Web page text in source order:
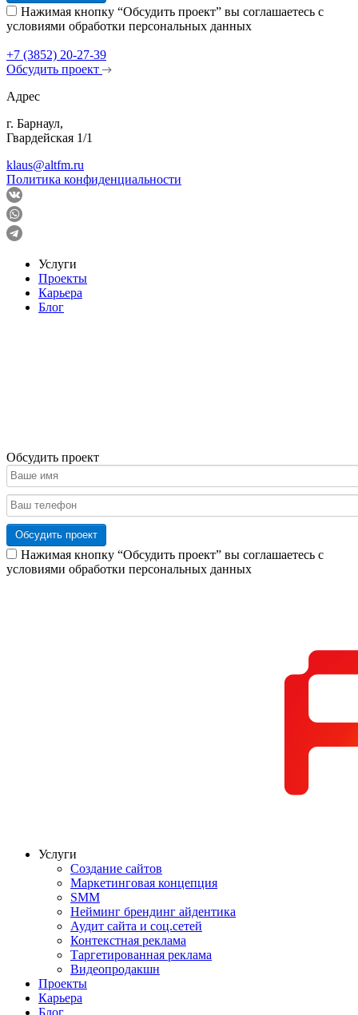
Нажимая кнопку “Обсудить проект” вы соглашаетесь с
условиями обработки персональных данных
+7 (3852) 20-27-39
Обсудить проект
Адрес
г. Барнаул,
Гвардейская 1/1
klaus@altfm.ru
Политика конфиденциальности
Услуги
Проекты
Карьера
Блог
Обсудить проект
Обсудить проект
Нажимая кнопку “Обсудить проект” вы соглашаетесь с
условиями обработки персональных данных
Услуги
Создание сайтов
Маркетинговая концепция
SMM
Нейминг брендинг айдентика
Аудит сайта и соц.сетей
Контекстная реклама
Таргетированная реклама
Видеопродакшн
Проекты
Карьера
Блог